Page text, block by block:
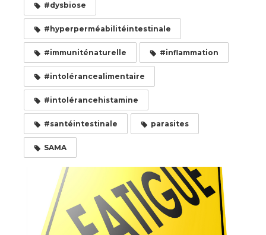
#dysbiose
#hyperperméabilitéintestinale
#immuniténaturelle #inflammation
#intolérancealimentaire
#intolérancehistamine
#santéintestinale parasites
SAMA